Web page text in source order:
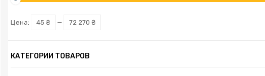
Цена: 45 ₴ — 72 270 ₴
КАТЕГОРИИ ТОВАРОВ